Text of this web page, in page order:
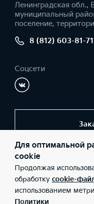
Ленинградская обл.,
муниципальный
поселение,
8 (812) 603-81-71
Соцсети
(Фактический адрес:
муниципальный район,
территория
ИНН: 7804540104; ОГРН:
СНГ» (Фактический адрес:
Для оптимальной
cookie
Продолжая
обработку cookie-
использованием
Политики